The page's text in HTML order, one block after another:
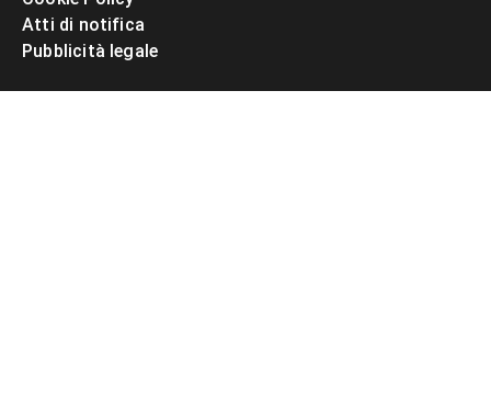
Atti di notifica
Pubblicità legale